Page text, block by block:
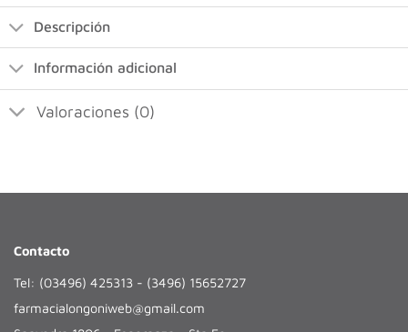
Descripción
Información adicional
Valoraciones (0)
Contacto
Tel: (03496) 425313 - (3496) 15652727
farmacialongoniweb@gmail.com